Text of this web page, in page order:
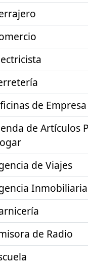
de Empresa
de Artículos
de Viajes
Inmobiliaria
de Radio